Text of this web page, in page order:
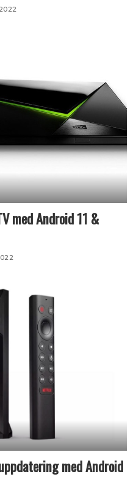
med Android 11 &
med Android